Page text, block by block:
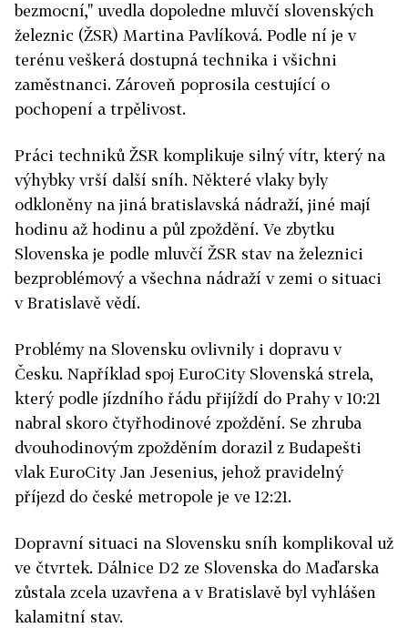
bezmocní," uvedla dopoledne mluvčí slovenských
železnic (ŽSR) Martina Pavlíková. Podle ní je v
terénu veškerá dostupná technika i všichni
zaměstnanci. Zároveň poprosila cestující o
pochopení a trpělivost.
Práci techniků ŽSR komplikuje silný vítr, který na
výhybky vrší další sníh. Některé vlaky byly
odkloněny na jiná bratislavská nádraží, jiné mají
hodinu až hodinu a půl zpoždění. Ve zbytku
Slovenska je podle mluvčí ŽSR stav na železnici
bezproblémový a všechna nádraží v zemi o situaci
v Bratislavě vědí.
Problémy na Slovensku ovlivnily i dopravu v
Česku. Například spoj EuroCity Slovenská strela,
který podle jízdního řádu přijíždí do Prahy v 10:21
nabral skoro čtyřhodinové zpoždění. Se zhruba
dvouhodinovým zpožděním dorazil z Budapešti
vlak EuroCity Jan Jesenius, jehož pravidelný
příjezd do české metropole je ve 12:21.
Dopravní situaci na Slovensku sníh komplikoval už
ve čtvrtek. Dálnice D2 ze Slovenska do Maďarska
zůstala zcela uzavřena a v Bratislavě byl vyhlášen
kalamitní stav.